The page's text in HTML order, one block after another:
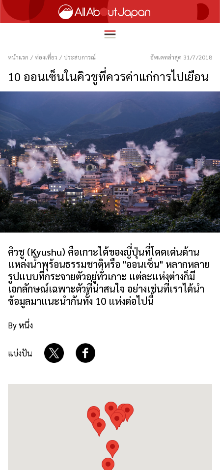
繁體中文
ภาษาไทย
한국어
日本語
HOME
อาหาร
ความบันเทิง
นวัตกรรม
ชีวิตในญี่ปุ่น
หน้าแรก / ท่องเที่ยว / ประสบการณ์ อัพเดทล่าสุด 31/7/2018
10 ออนเซ็นในคิวชูที่ควรค่าแก่การไปเยือน
คิวชู (Kyushu) คือเกาะใต้ของญี่ปุ่นที่โดดเด่นด้าน
แหล่งน้ำพุร้อนธรรมชาติหรือ "ออนเซ็น" หลากหลาย
รูปแบบที่กระจายตัวอยู่ทั่วเกาะ แต่ละแห่งต่างก็มี
เอกลักษณ์เฉพาะตัวที่น่าสนใจ อย่างเช่นที่เราได้นำ
ข้อมูลมาแนะนำกันทั้ง 10 แห่งต่อไปนี้
By หนึ่ง
แบ่งปัน